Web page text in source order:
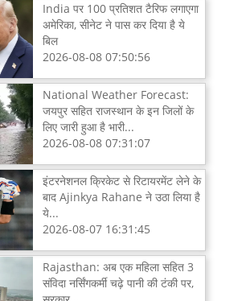
India पर 100 प्रतिशत टैरिफ लगाएगा
अमेरिका, सीनेट ने पास कर दिया है ये
बिल
2026-08-08 07:50:56
National Weather Forecast:
जयपुर सहित राजस्थान के इन जिलों के
लिए जारी हुआ है भारी...
2026-08-08 07:31:07
इंटरनेशनल क्रिकेट से रिटायरमेंट लेने के
बाद Ajinkya Rahane ने उठा लिया है
ये...
2026-08-07 16:31:45
Rajasthan: अब एक महिला सहित 3
संविदा नर्सिंगकर्मी चढ़े पानी की टंकी पर,